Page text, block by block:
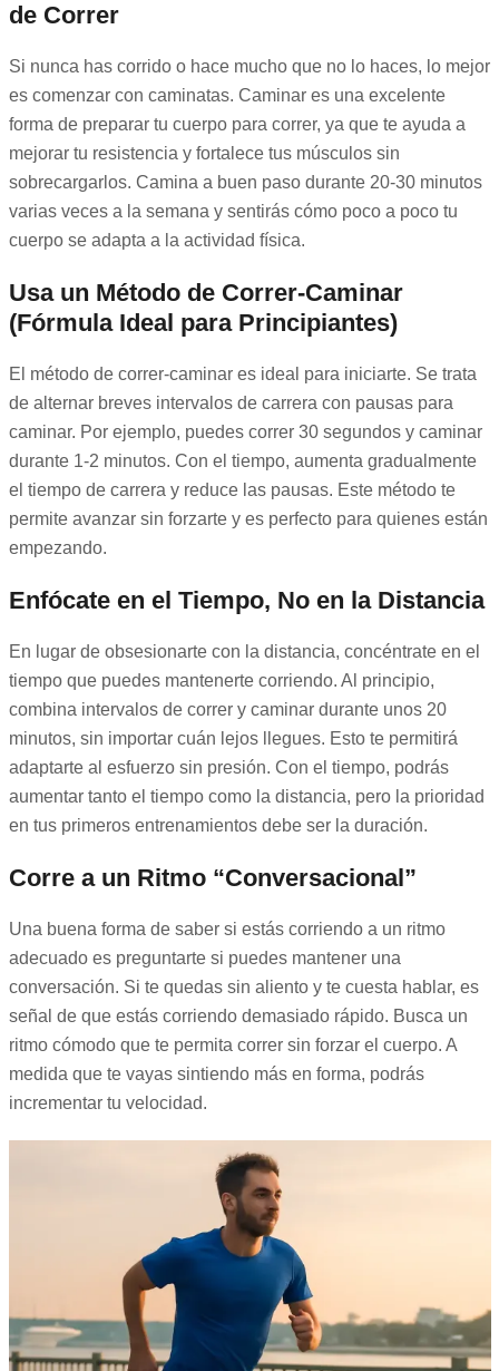
de Correr
Si nunca has corrido o hace mucho que no lo haces, lo mejor
es comenzar con caminatas. Caminar es una excelente
forma de preparar tu cuerpo para correr, ya que te ayuda a
mejorar tu resistencia y fortalece tus músculos sin
sobrecargarlos. Camina a buen paso durante 20-30 minutos
varias veces a la semana y sentirás cómo poco a poco tu
cuerpo se adapta a la actividad física.
Usa un Método de Correr-Caminar
(Fórmula Ideal para Principiantes)
El método de correr-caminar es ideal para iniciarte. Se trata
de alternar breves intervalos de carrera con pausas para
caminar. Por ejemplo, puedes correr 30 segundos y caminar
durante 1-2 minutos. Con el tiempo, aumenta gradualmente
el tiempo de carrera y reduce las pausas. Este método te
permite avanzar sin forzarte y es perfecto para quienes están
empezando.
Enfócate en el Tiempo, No en la Distancia
En lugar de obsesionarte con la distancia, concéntrate en el
tiempo que puedes mantenerte corriendo. Al principio,
combina intervalos de correr y caminar durante unos 20
minutos, sin importar cuán lejos llegues. Esto te permitirá
adaptarte al esfuerzo sin presión. Con el tiempo, podrás
aumentar tanto el tiempo como la distancia, pero la prioridad
en tus primeros entrenamientos debe ser la duración.
Corre a un Ritmo “Conversacional”
Una buena forma de saber si estás corriendo a un ritmo
adecuado es preguntarte si puedes mantener una
conversación. Si te quedas sin aliento y te cuesta hablar, es
señal de que estás corriendo demasiado rápido. Busca un
ritmo cómodo que te permita correr sin forzar el cuerpo. A
medida que te vayas sintiendo más en forma, podrás
incrementar tu velocidad.